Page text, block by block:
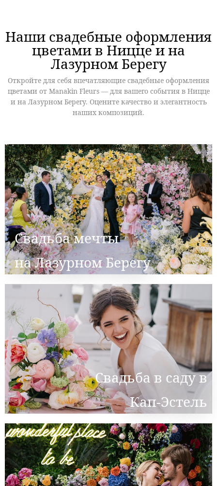
Наши свадебные оформления
цветами в Ницце и на
Лазурном Берегу
Откройте для себя впечатляющие свадебные оформления
цветами от Manakin Fleurs — для вашего события в Ницце
и на Лазурном Берегу. Оцените качество и элегантность
наших композиций.
Cвадьба мечты
на Лазурном Берегу
Свадьба в саду в
Кап-Эстель